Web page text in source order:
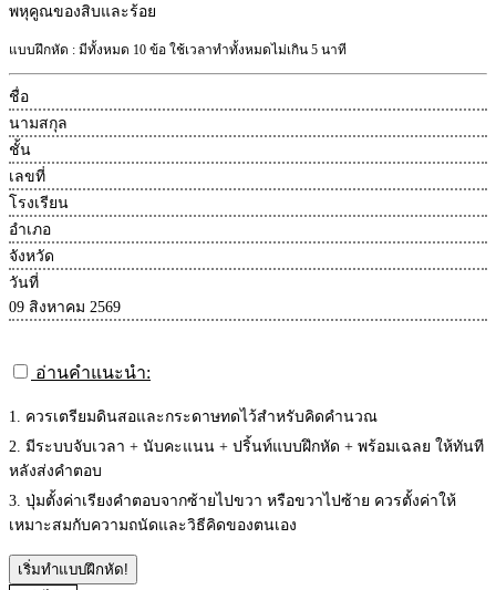
พหุคูณของสิบและร้อย
แบบฝึกหัด : มีทั้งหมด 10 ข้อ ใช้เวลาทำทั้งหมดไม่เกิน 5 นาที
ชื่อ
นามสกุล
ชั้น
เลขที่
โรงเรียน
อำเภอ
จังหวัด
วันที่
09 สิงหาคม 2569
อ่านคำแนะนำ:
1. ควรเตรียมดินสอและกระดาษทดไว้สำหรับคิดคำนวณ
2. มีระบบจับเวลา + นับคะแนน + ปริ้นท์แบบฝึกหัด + พร้อมเฉลย ให้ทันที
หลังส่งคำตอบ
3. ปุ่มตั้งค่าเรียงคำตอบจากซ้ายไปขวา หรือขวาไปซ้าย ควรตั้งค่าให้
เหมาะสมกับความถนัดและวิธีคิดของตนเอง
เริ่มทำแบบฝึกหัด!